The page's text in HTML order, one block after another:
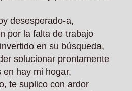
desesperado-a,
por la falta de trabajo
en su búsqueda,
solucionar prontamente
hay mi hogar,
te suplico con ardor